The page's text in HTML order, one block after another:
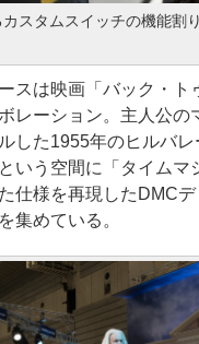
スタムスイッチの機能割
スは映画「バック・ト
レーション。主人公の
した1955年のヒルバ
いう空間に「タイムマ
仕様を再現したDMC
集めている。